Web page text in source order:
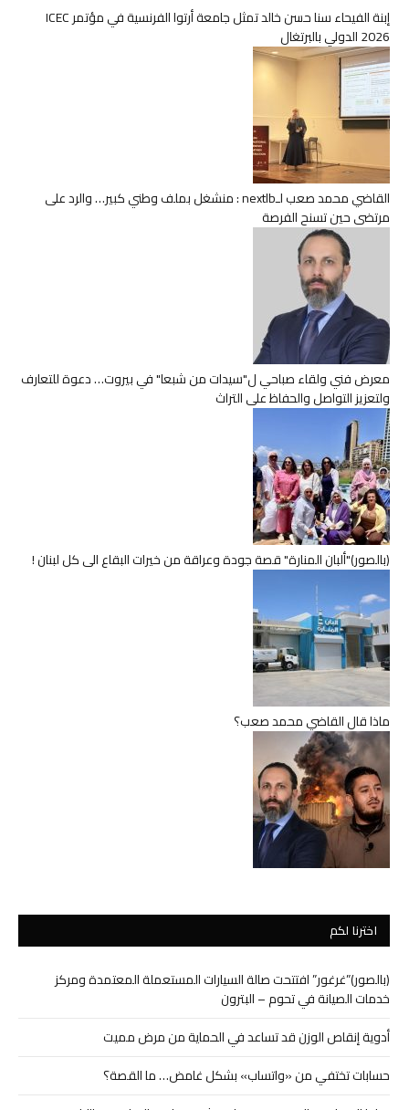
إبنة الفيحاء سنا حسن خالد تمثل جامعة أرتوا الفرنسية في مؤتمر ICEC
2026 الدولي بالبرتغال
القاضي محمد صعب لـnextlb : منشغل بملف وطني كبير… والرد على
مرتضى حين تسنح الفرصة
معرض فني ولقاء صباحي ل"سيدات من شبعا" في بيروت… دعوة للتعارف
ولتعزيز التواصل والحفاظ على التراث
(بالصور)"ألبان المنارة" قصة جودة وعراقة من خيرات البقاع الى كل لبنان !
ماذا قال القاضي محمد صعب؟
اخترنا لكم
(بالصور)”غرغور” افتتحت صالة السيارات المستعملة المعتمدة ومركز
خدمات الصيانة في تحوم – البترون
أدوية إنقاص الوزن قد تساعد في الحماية من مرض مميت
حسابات تختفي من «واتساب» بشكل غامض… ما القصة؟